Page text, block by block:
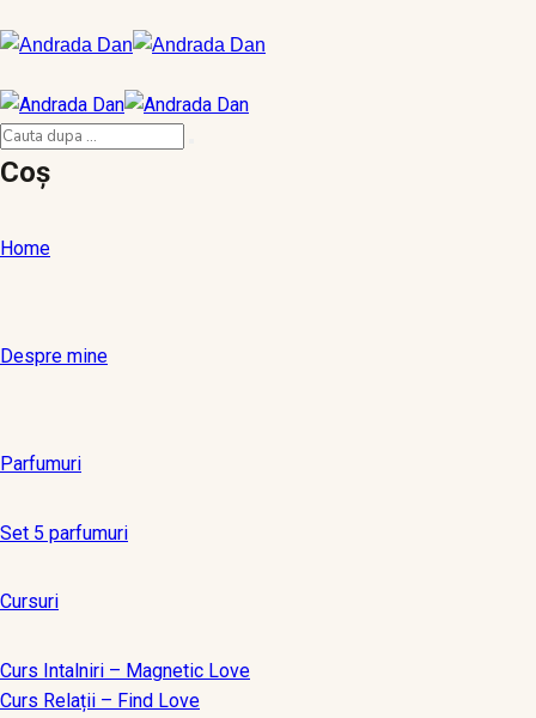
Coș
Home
Despre mine
Parfumuri
Set 5 parfumuri
Cursuri
Curs Intalniri – Magnetic Love
Curs Relații – Find Love